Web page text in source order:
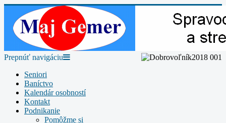
Prepnúť navigáciu
Seniori
Baníctvo
Kalendár osobností
Kontakt
Podnikanie
Pomôžme si